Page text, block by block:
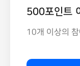
500포인트
10개 이상의